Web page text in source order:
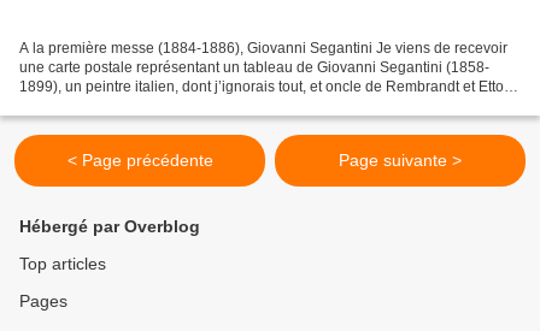
A la première messe (1884-1886), Giovanni Segantini Je viens de recevoir
une carte postale représentant un tableau de Giovanni Segantini (1858-
1899), un peintre italien, dont j’ignorais tout, et oncle de Rembrandt et Ettore
< Page précédente Page suivante >
Hébergé par Overblog
Top articles
Pages